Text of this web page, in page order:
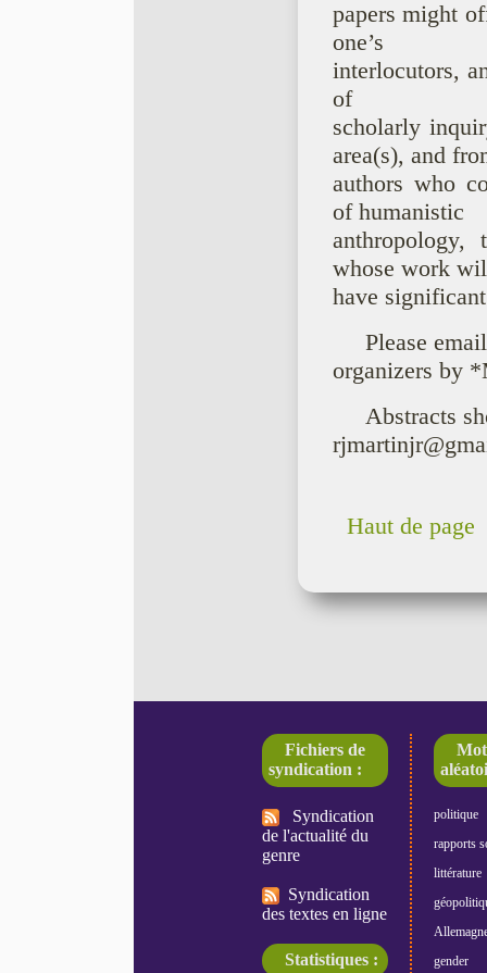
papers might
one’s
interlocutors,
of
scholarly
area(s), and
authors who
of humanistic
whose work
have
Please
organizers by
Abstracts
Haut de page
Fichiers de
syndication :
Syndication
de l'actualité du
genre
Syndication
des textes en ligne
Statistiques :
politique
rapports
littérature
gender